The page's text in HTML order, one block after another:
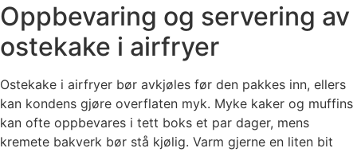
Oppbevaring og servering av
ostekake i airfryer
Ostekake i airfryer bør avkjøles før den pakkes inn, ellers
kan kondens gjøre overflaten myk. Myke kaker og muffins
kan ofte oppbevares i tett boks et par dager, mens
kremete bakverk bør stå kjølig. Varm gjerne en liten bit